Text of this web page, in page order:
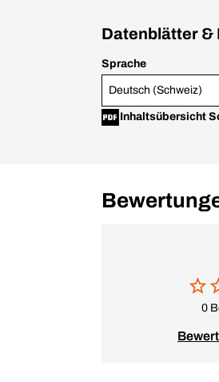
Datenblätter &
Sprache
Deutsch (Schweiz)
Inhaltsübersicht
0